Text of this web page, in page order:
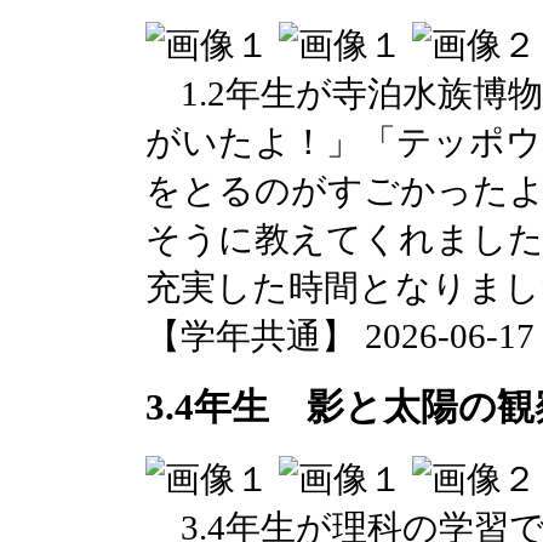
1.2年生が寺泊水族博
がいたよ！」「テッポ
をとるのがすごかった
そうに教えてくれまし
充実した時間となりま
【学年共通】 2026-06-
3.4年生 影と太陽の観
3.4年生が理科の学習